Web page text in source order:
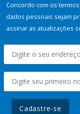
Concordo com os
dados pessoais sejam
assinar as atualizações
Cadastre-se